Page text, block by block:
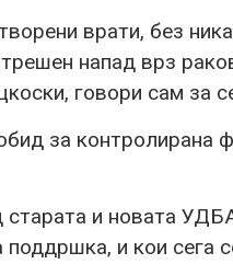
врати, без
напад врз
говори сам за
за контролирана
и новата
поддршка, и кои сега